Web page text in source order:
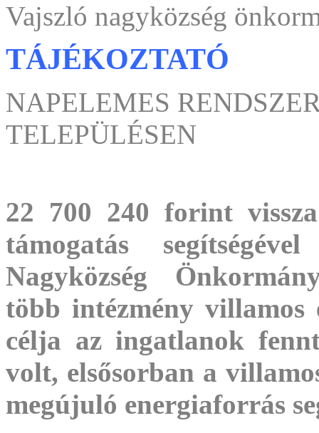
Vajszló nagyközség
TÁJÉKOZTATÓ
NAPELEMES
TELEPÜLÉSEN
22 700 240 forint
támogatás
Nagyközség
több intézmény villamos
célja az ingatlanok
volt, elsősorban a
megújuló energiaforrás